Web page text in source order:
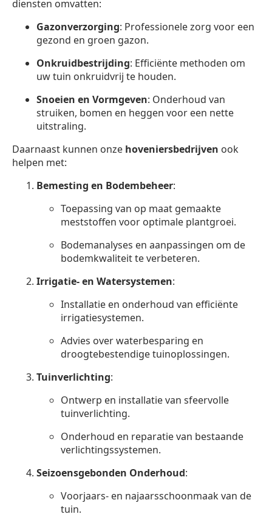
diensten omvatten:
Gazonverzorging: Professionele zorg voor een
gezond en groen gazon.
Onkruidbestrijding: Efficiënte methoden om
uw tuin onkruidvrij te houden.
Snoeien en Vormgeven: Onderhoud van
struiken, bomen en heggen voor een nette
uitstraling.
Daarnaast kunnen onze hoveniersbedrijven ook
helpen met:
Bemesting en Bodembeheer:
Toepassing van op maat gemaakte
meststoffen voor optimale plantgroei.
Bodemanalyses en aanpassingen om de
bodemkwaliteit te verbeteren.
Irrigatie- en Watersystemen:
Installatie en onderhoud van efficiënte
irrigatiesystemen.
Advies over waterbesparing en
droogtebestendige tuinoplossingen.
Tuinverlichting:
Ontwerp en installatie van sfeervolle
tuinverlichting.
Onderhoud en reparatie van bestaande
verlichtingssystemen.
Seizoensgebonden Onderhoud:
Voorjaars- en najaarsschoonmaak van de
tuin.